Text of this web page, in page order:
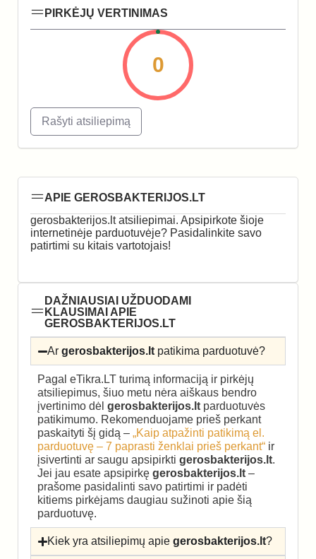
PIRKĖJŲ VERTINIMAS
0
Rašyti atsiliepimą
APIE GEROSBAKTERIJOS.LT
gerosbakterijos.lt atsiliepimai. Apsipirkote šioje
internetinėje parduotuvėje? Pasidalinkite savo
patirtimi su kitais vartotojais!
DAŽNIAUSIAI UŽDUODAMI
KLAUSIMAI APIE
GEROSBAKTERIJOS.LT
Argerosbakterijos.lt patikima parduotuvė?
Pagal eTikra.LT turimą informaciją ir pirkėjų
atsiliepimus, šiuo metu nėra aiškaus bendro
įvertinimo dėl gerosbakterijos.lt parduotuvės
patikimumo. Rekomenduojame prieš perkant
paskaityti šį gidą – „Kaip atpažinti patikimą el.
parduotuvę – 7 paprasti ženklai prieš perkant“ ir
įsivertinti ar saugu apsipirkti gerosbakterijos.lt.
Jei jau esate apsipirkę gerosbakterijos.lt –
prašome pasidalinti savo patirtimi ir padėti
kitiems pirkėjams daugiau sužinoti apie šią
parduotuvę.
Kiek yra atsiliepimų apiegerosbakterijos.lt?